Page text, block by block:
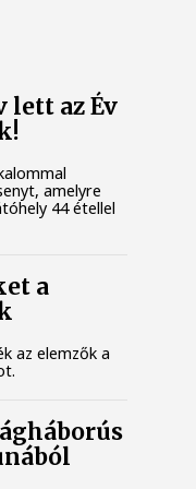
lett az Év
amelyre
44 étellel
a
az elemzők a